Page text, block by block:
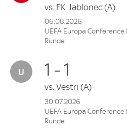
vs. FK Jablonec (A)
06.08.2026
UEFA Europa
Runde
1 - 1
vs. Vestri (A)
30.07.2026
UEFA Europa
Runde